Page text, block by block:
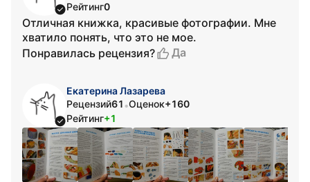
Рейтинг0
Отличная книжка, красивые фотографии. Мне
хватило понять, что это не мое.
Понравилась рецензия?
Да
Екатерина Лазарева
Рецензий61 •Оценок+160
Рейтинг+1